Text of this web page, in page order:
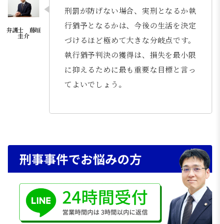
刑罰が防げない場合、実刑となるか執
行猶予となるかは、今後の生活を決定
づけるほど極めて大きな分岐点です。
執行猶予判決の獲得は、損失を最小限
に抑えるために最も重要な目標と言っ
てよいでしょう。